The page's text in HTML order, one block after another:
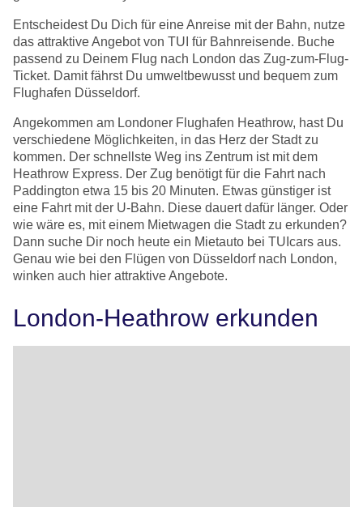
Entscheidest Du Dich für eine Anreise mit der Bahn, nutze
das attraktive Angebot von TUI für Bahnreisende. Buche
passend zu Deinem Flug nach London das Zug-zum-Flug-
Ticket. Damit fährst Du umweltbewusst und bequem zum
Flughafen Düsseldorf.
Angekommen am Londoner Flughafen Heathrow, hast Du
verschiedene Möglichkeiten, in das Herz der Stadt zu
kommen. Der schnellste Weg ins Zentrum ist mit dem
Heathrow Express. Der Zug benötigt für die Fahrt nach
Paddington etwa 15 bis 20 Minuten. Etwas günstiger ist
eine Fahrt mit der U-Bahn. Diese dauert dafür länger. Oder
wie wäre es, mit einem Mietwagen die Stadt zu erkunden?
Dann suche Dir noch heute ein Mietauto bei TUIcars aus.
Genau wie bei den Flügen von Düsseldorf nach London,
winken auch hier attraktive Angebote.
London-Heathrow erkunden